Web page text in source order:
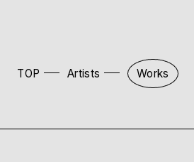
TOP Artists Works